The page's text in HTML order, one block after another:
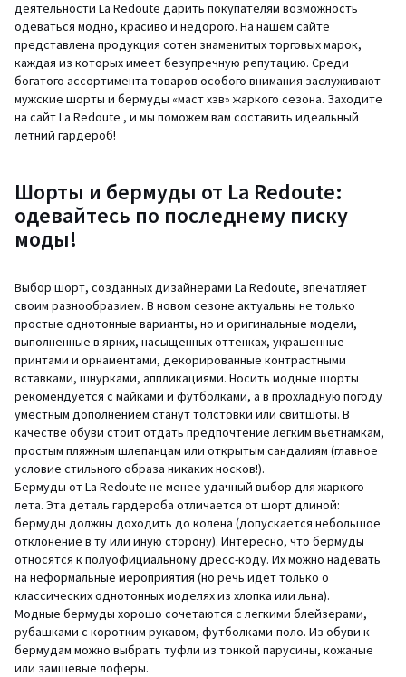
деятельности La Redoute дарить покупателям возможность
одеваться модно, красиво и недорого. На нашем сайте
представлена продукция сотен знаменитых торговых марок,
каждая из которых имеет безупречную репутацию. Среди
богатого ассортимента товаров особого внимания заслуживают
мужские шорты и бермуды «маст хэв» жаркого сезона. Заходите
на сайт La Redoute , и мы поможем вам составить идеальный
летний гардероб!
Шорты и бермуды от La Redoute:
одевайтесь по последнему писку
моды!
Выбор шорт, созданных дизайнерами La Redoute, впечатляет
своим разнообразием. В новом сезоне актуальны не только
простые однотонные варианты, но и оригинальные модели,
выполненные в ярких, насыщенных оттенках, украшенные
принтами и орнаментами, декорированные контрастными
вставками, шнурками, аппликациями. Носить модные шорты
рекомендуется с майками и футболками, а в прохладную погоду
уместным дополнением станут толстовки или свитшоты. В
качестве обуви стоит отдать предпочтение легким вьетнамкам,
простым пляжным шлепанцам или открытым сандалиям (главное
условие стильного образа никаких носков!).
Бермуды от La Redoute не менее удачный выбор для жаркого
лета. Эта деталь гардероба отличается от шорт длиной:
бермуды должны доходить до колена (допускается небольшое
отклонение в ту или иную сторону). Интересно, что бермуды
относятся к полуофициальному дресс-коду. Их можно надевать
на неформальные мероприятия (но речь идет только о
классических однотонных моделях из хлопка или льна).
Модные бермуды хорошо сочетаются с легкими блейзерами,
рубашками с коротким рукавом, футболками-поло. Из обуви к
бермудам можно выбрать туфли из тонкой парусины, кожаные
или замшевые лоферы.